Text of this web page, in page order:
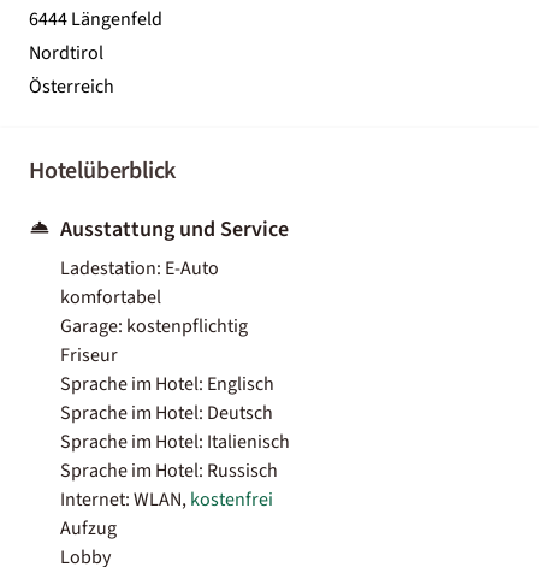
6444 Längenfeld
Nordtirol
Österreich
Hotelüberblick
Ausstattung und Service
Ladestation: E-Auto
komfortabel
Garage: kostenpflichtig
Friseur
Sprache im Hotel: Englisch
Sprache im Hotel: Deutsch
Sprache im Hotel: Italienisch
Sprache im Hotel: Russisch
Internet: WLAN,kostenfrei
Aufzug
Lobby